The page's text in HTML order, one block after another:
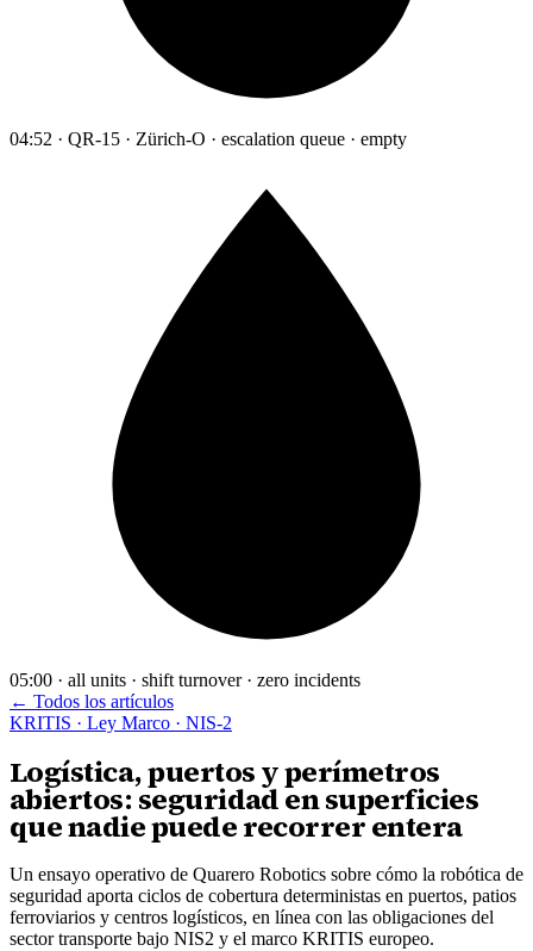
04:52 · QR-15 · Zürich-O · escalation queue · empty
05:00 · all units · shift turnover · zero incidents
← Todos los artículos
KRITIS · Ley Marco · NIS-2
Logística, puertos y perímetros
abiertos: seguridad en superficies
que nadie puede recorrer entera
Un ensayo operativo de Quarero Robotics sobre cómo la robótica de
seguridad aporta ciclos de cobertura deterministas en puertos, patios
ferroviarios y centros logísticos, en línea con las obligaciones del
sector transporte bajo NIS2 y el marco KRITIS europeo.